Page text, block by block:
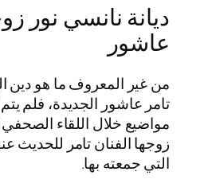
ديانة نانسي نور
عاشور
من غير المعروف ما هو دين
تامر عاشور الجديدة، فلم
مواضيع خلال اللقاء
زوجها الفنان تامر للحديث
التي جمعته بها.